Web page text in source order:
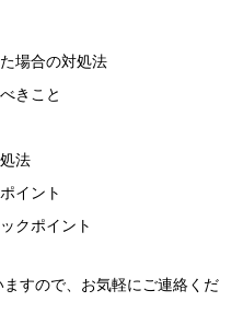
場合の対処法
きこと
法
イント
クポイント
すので、お気軽にご連絡くだ